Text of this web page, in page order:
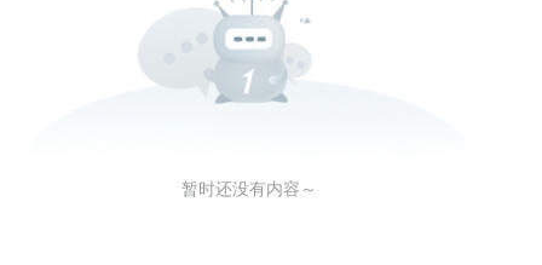
暂时还没有内容～